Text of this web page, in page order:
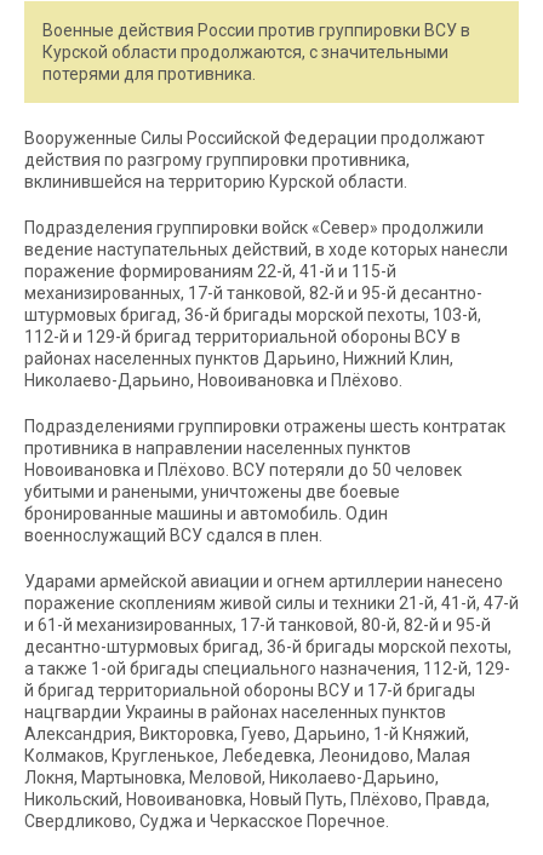
Военные действия России против группировки ВСУ в
Курской области продолжаются, с значительными
потерями для противника.
Вооруженные Силы Российской Федерации продолжают
действия по разгрому группировки противника,
вклинившейся на территорию Курской области.
Подразделения группировки войск «Север» продолжили
ведение наступательных действий, в ходе которых нанесли
поражение формированиям 22-й, 41-й и 115-й
механизированных, 17-й танковой, 82-й и 95-й десантно-
штурмовых бригад, 36-й бригады морской пехоты, 103-й,
112-й и 129-й бригад территориальной обороны ВСУ в
районах населенных пунктов Дарьино, Нижний Клин,
Николаево-Дарьино, Новоивановка и Плёхово.
Подразделениями группировки отражены шесть контратак
противника в направлении населенных пунктов
Новоивановка и Плёхово. ВСУ потеряли до 50 человек
убитыми и ранеными, уничтожены две боевые
бронированные машины и автомобиль. Один
военнослужащий ВСУ сдался в плен.
Ударами армейской авиации и огнем артиллерии нанесено
поражение скоплениям живой силы и техники 21-й, 41-й, 47-й
и 61-й механизированных, 17-й танковой, 80-й, 82-й и 95-й
десантно-штурмовых бригад, 36-й бригады морской пехоты,
а также 1-ой бригады специального назначения, 112-й, 129-
й бригад территориальной обороны ВСУ и 17-й бригады
нацгвардии Украины в районах населенных пунктов
Александрия, Викторовка, Гуево, Дарьино, 1-й Княжий,
Колмаков, Кругленькое, Лебедевка, Леонидово, Малая
Локня, Мартыновка, Меловой, Николаево-Дарьино,
Никольский, Новоивановка, Новый Путь, Плёхово, Правда,
Свердликово, Суджа и Черкасское Поречное.